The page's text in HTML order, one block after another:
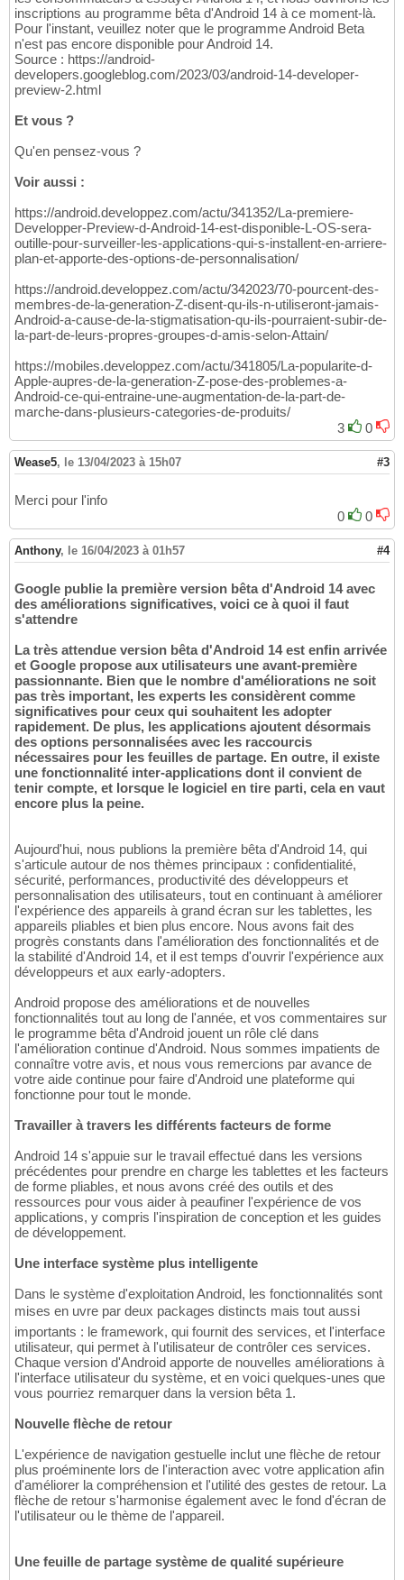
inscriptions au programme bêta d'Android 14 à ce moment-là.
Pour l'instant, veuillez noter que le programme Android Beta
n'est pas encore disponible pour Android 14.
Source : https://android-
developers.googleblog.com/2023/03/android-14-developer-
preview-2.html
Et vous ?
Qu'en pensez-vous ?
Voir aussi :
https://android.developpez.com/actu/341352/La-premiere-
Developper-Preview-d-Android-14-est-disponible-L-OS-sera-
outille-pour-surveiller-les-applications-qui-s-installent-en-arriere-
plan-et-apporte-des-options-de-personnalisation/
https://android.developpez.com/actu/342023/70-pourcent-des-
membres-de-la-generation-Z-disent-qu-ils-n-utiliseront-jamais-
Android-a-cause-de-la-stigmatisation-qu-ils-pourraient-subir-de-
la-part-de-leurs-propres-groupes-d-amis-selon-Attain/
https://mobiles.developpez.com/actu/341805/La-popularite-d-
Apple-aupres-de-la-generation-Z-pose-des-problemes-a-
Android-ce-qui-entraine-une-augmentation-de-la-part-de-
marche-dans-plusieurs-categories-de-produits/
3
0
Wease5, le 13/04/2023 à 15h07 #3
Merci pour l'info
0
0
Anthony, le 16/04/2023 à 01h57 #4
Google publie la première version bêta d'Android 14 avec
des améliorations significatives, voici ce à quoi il faut
s'attendre
La très attendue version bêta d'Android 14 est enfin arrivée
et Google propose aux utilisateurs une avant-première
passionnante. Bien que le nombre d'améliorations ne soit
pas très important, les experts les considèrent comme
significatives pour ceux qui souhaitent les adopter
rapidement. De plus, les applications ajoutent désormais
des options personnalisées avec les raccourcis
nécessaires pour les feuilles de partage. En outre, il existe
une fonctionnalité inter-applications dont il convient de
tenir compte, et lorsque le logiciel en tire parti, cela en vaut
encore plus la peine.
Aujourd'hui, nous publions la première bêta d'Android 14, qui
s'articule autour de nos thèmes principaux : confidentialité,
sécurité, performances, productivité des développeurs et
personnalisation des utilisateurs, tout en continuant à améliorer
l'expérience des appareils à grand écran sur les tablettes, les
appareils pliables et bien plus encore. Nous avons fait des
progrès constants dans l'amélioration des fonctionnalités et de
la stabilité d'Android 14, et il est temps d'ouvrir l'expérience aux
développeurs et aux early-adopters.
Android propose des améliorations et de nouvelles
fonctionnalités tout au long de l'année, et vos commentaires sur
le programme bêta d'Android jouent un rôle clé dans
l'amélioration continue d'Android. Nous sommes impatients de
connaître votre avis, et nous vous remercions par avance de
votre aide continue pour faire d'Android une plateforme qui
fonctionne pour tout le monde.
Travailler à travers les différents facteurs de forme
Android 14 s'appuie sur le travail effectué dans les versions
précédentes pour prendre en charge les tablettes et les facteurs
de forme pliables, et nous avons créé des outils et des
ressources pour vous aider à peaufiner l'expérience de vos
applications, y compris l'inspiration de conception et les guides
de développement.
Une interface système plus intelligente
Dans le système d'exploitation Android, les fonctionnalités sont
mises en uvre par deux packages distincts mais tout aussi
importants : le framework, qui fournit des services, et l'interface
utilisateur, qui permet à l'utilisateur de contrôler ces services.
Chaque version d'Android apporte de nouvelles améliorations à
l'interface utilisateur du système, et en voici quelques-unes que
vous pourriez remarquer dans la version bêta 1.
Nouvelle flèche de retour
L'expérience de navigation gestuelle inclut une flèche de retour
plus proéminente lors de l'interaction avec votre application afin
d'améliorer la compréhension et l'utilité des gestes de retour. La
flèche de retour s'harmonise également avec le fond d'écran de
l'utilisateur ou le thème de l'appareil.
Une feuille de partage système de qualité supérieure